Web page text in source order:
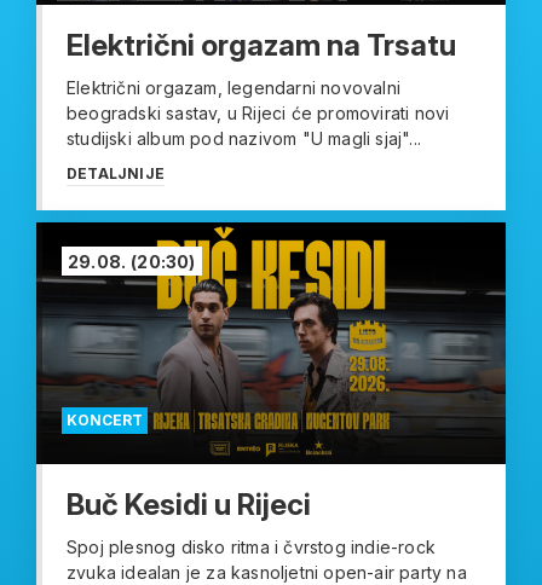
Električni orgazam na Trsatu
Električni orgazam, legendarni novovalni
beogradski sastav, u Rijeci će promovirati novi
studijski album pod nazivom "U magli sjaj"...
DETALJNIJE
KONCERT
29.08. (20:30)
Buč Kesidi u Rijeci
Spoj plesnog disko ritma i čvrstog indie-rock
zvuka idealan je za kasnoljetni open-air party na